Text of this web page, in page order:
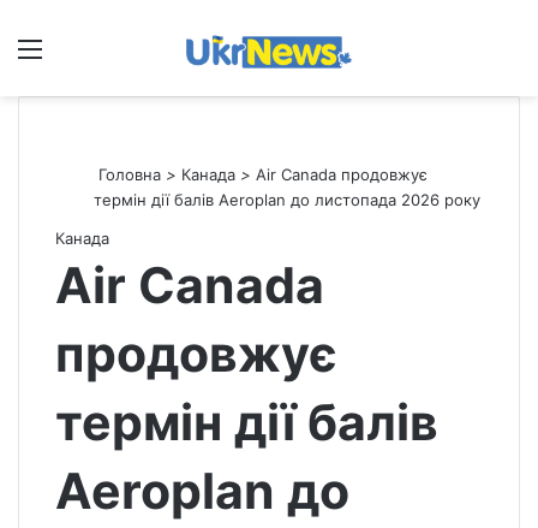
Меню
Головна > Канада > Air Canada продовжує
термін дії балів Aeroplan до листопада 2026 року
Канада
Air Canada
продовжує
термін дії балів
Aeroplan до